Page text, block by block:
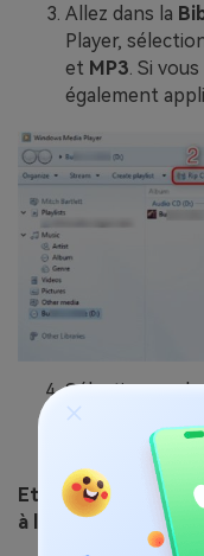
Allez dans la
Player,
et MP3. Si
également
Sélectionnez
exporter du
cliquer sur
Etape 2 :
à l'aide de